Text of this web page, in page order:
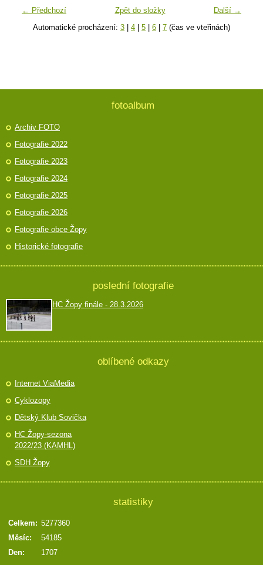
← Předchozí Další →
Zpět do složky
Automatické procházení: 3 4 5 6 7 (čas ve vteřinách)
fotoalbum
Archiv FOTO
Fotografie 2022
Fotografie 2023
Fotografie 2024
Fotografie 2025
Fotografie 2026
Fotografie obce Žopy
Historické fotografie
poslední fotografie
HC Žopy finále - 28.3.2026
oblíbené odkazy
Internet ViaMedia
Cyklozopy
Dětský Klub Sovička
HC Žopy-sezona
2022/23 (KAMHL)
SDH Žopy
statistiky
Celkem: 5277360
Měsíc:
54185
Den:
1707